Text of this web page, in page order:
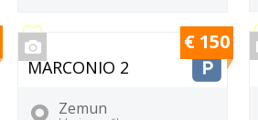
MARCONIO 2
Zemun
€ 150